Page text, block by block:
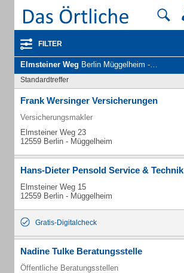
FILTER
Elmsteiner Weg Berlin Müggelheim - Unternehmen und Personen
Standardtreffer
Frank Wersinger Versicherungen
Versicherungsmakler
Elmsteiner Weg 23
12559 Berlin - Müggelheim
Hans-Dieter Pensold Service & Technik
Elmsteiner Weg 15
12559 Berlin - Müggelheim
Gratis-Digitalcheck
Nadine Tulke Beratungsstelle
Öffentliche Beratungsstellen